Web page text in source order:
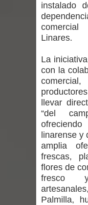
virus
con
Alta
instalado
Linares.
La
con la
llevar
“del
linarense y
amplia
frescas,
flores de
fresco
Palmilla,